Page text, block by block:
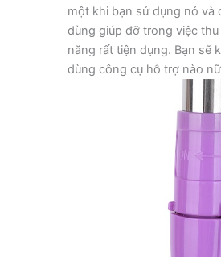
một khi bạn sử dụng nó và
dùng giúp đỡ trong việc
năng rất tiện dụng. Bạn sẽ
dùng công cụ hỗ trợ nào